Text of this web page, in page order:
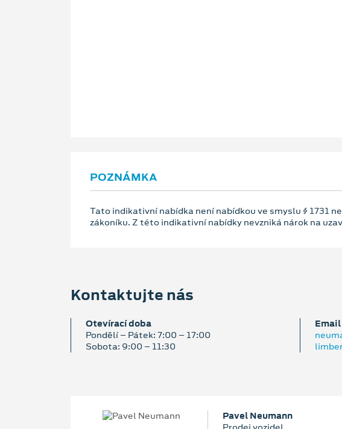
POZNÁMKA
Tato indikativní nabídka není nabídkou ve smyslu § 1731
zákoníku. Z této indikativní nabídky nevzniká nárok na
Kontaktujte nás
Otevírací doba
Pondělí – Pátek: 7:00 – 17:00
Sobota: 9:00 – 11:30
Email
Pavel Neumann